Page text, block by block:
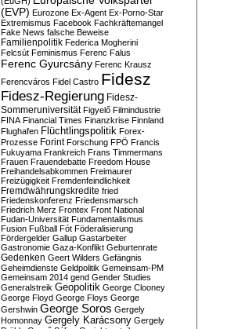
(EVP) Eurozone Ex-Agent Ex-Porno-Star
Extremismus Facebook Fachkräftemangel
Fake News falsche Beweise
Familienpolitik Federica Mogherini
Felcsút Feminismus Ferenc Falus
Ferenc Gyurcsány Ferenc Krausz
Ferencváros Fidel Castro Fidesz
Fidesz-Regierung Fidesz-
Sommeruniversität Figyelő Filmindustrie
FINA Financial Times Finanzkrise Finnland
Flughafen Flüchtlingspolitik Forex-
Prozesse Forint Forschung FPÖ Francis
Fukuyama Frankreich Frans Timmermans
Frauen Frauendebatte Freedom House
Freihandelsabkommen Freimaurer
Freizügigkeit Fremdenfeindlichkeit
Fremdwährungskredite fried
Friedenskonferenz Friedensmarsch
Friedrich Merz Frontex Front National
Fudan-Universität Fundamentalismus
Fusion Fußball Fót Föderalisierung
Fördergelder Gallup Gastarbeiter
Gastronomie Gaza-Konflikt Geburtenrate
Gedenken Geert Wilders Gefängnis
Geheimdienste Geldpolitik Gemeinsam-PM
Gemeinsam 2014 gend Gender Studies
Generalstreik Geopolitik George Clooney
George Floyd George Floys George
Gershwin George Soros Gergely
Homonnay Gergely Karácsony Gergely